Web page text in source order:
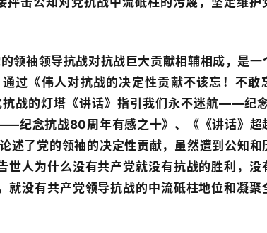
领袖领导抗战对抗战巨大贡献相辅相成，是一
过《伟人对抗战的决定性贡献不该忘！不敢
战的灯塔《讲话》指引我们永不迷航——纪
纪念抗战80周年有感之十》、《《讲话》超
了党的领袖的决定性贡献，虽然遭到公知和
世人为什么没有共产党就没有抗战的胜利，没
没有共产党领导抗战的中流砥柱地位和凝聚